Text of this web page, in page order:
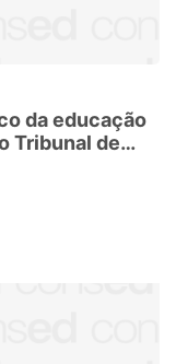
da educação
Tribunal de